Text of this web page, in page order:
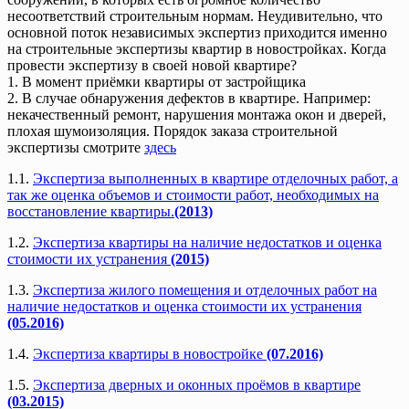
несоответствий строительным нормам. Неудивительно, что
основной поток независимых экспертиз приходится именно
на строительные экспертизы квартир в новостройках. Когда
провести экспертизу в своей новой квартире?
1. В момент приёмки квартиры от застройщика
2. В случае обнаружения дефектов в квартире. Например:
некачественный ремонт, нарушения монтажа окон и дверей,
плохая шумоизоляция. Порядок заказа строительной
экспертизы смотрите здесь
1.1. Экспертиза выполненных в квартире отделочных работ, а
так же оценка объемов и стоимости работ, необходимых на
восстановление квартиры.(2013)
1.2. Экспертиза квартиры на наличие недостатков и оценка
стоимости их устранения (2015)
1.3. Экспертиза жилого помещения и отделочных работ на
наличие недостатков и оценка стоимости их устранения
(05.2016)
1.4. Экспертиза квартиры в новостройке (07.2016)
1.5. Экспертиза дверных и оконных проёмов в квартире
(03.2015)